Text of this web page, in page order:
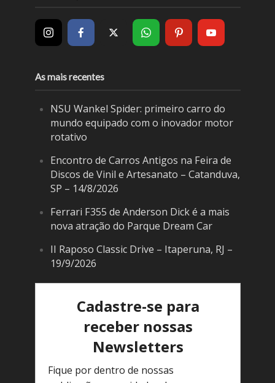
As mais recentes
NSU Wankel Spider: primeiro carro do
mundo equipado com o inovador motor
rotativo
Encontro de Carros Antigos na Feira de
Discos de Vinil e Artesanato – Catanduva,
SP – 14/8/2026
Ferrari F355 de Anderson Dick é a mais
nova atração do Parque Dream Car
II Raposo Classic Drive – Itaperuna, RJ –
19/9/2026